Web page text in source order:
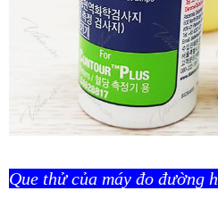
Que thử của máy đo đường